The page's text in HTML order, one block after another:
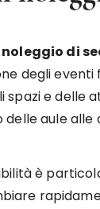
noleggio di
degli
spazi e
delle aule alle
è